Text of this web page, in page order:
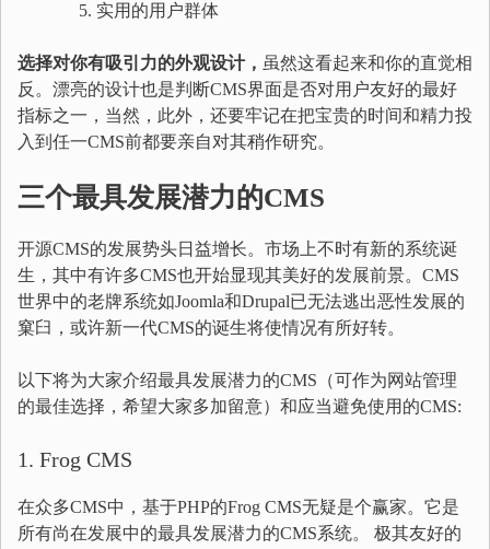
实用的用户群体
选择对你有吸引力的外观设计， 虽然这看起来和你的直觉相
反。漂亮的设计也是判断CMS界面是否对用户友好的最好
指标之一，当然，此外，还要牢记在把宝贵的时间和精力投
入到任一CMS前都要亲自对其稍作研究。
三个最具发展潜力的CMS
开源CMS的发展势头日益增长。市场上不时有新的系统诞
生，其中有许多CMS也开始显现其美好的发展前景。CMS
世界中的老牌系统如Joomla和Drupal已无法逃出恶性发展的
窠臼，或许新一代CMS的诞生将使情况有所好转。
以下将为大家介绍最具发展潜力的CMS（可作为网站管理
的最佳选择，希望大家多加留意）和应当避免使用的CMS:
1. Frog CMS
在众多CMS中，基于PHP的Frog CMS无疑是个赢家。它是
所有尚在发展中的最具发展潜力的CMS系统。 极其友好的